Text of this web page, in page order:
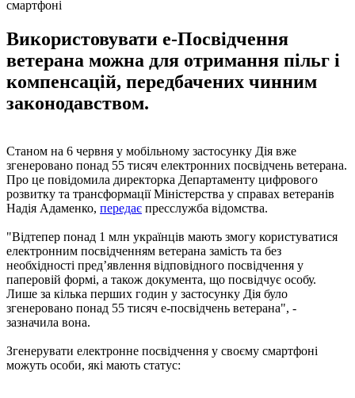
смартфоні
Використовувати е-Посвідчення
ветерана можна для отримання пільг і
компенсацій, передбачених чинним
законодавством.
Станом на 6 червня у мобільному застосунку Дія вже
згенеровано понад 55 тисяч електронних посвідчень ветерана.
Про це повідомила директорка Департаменту цифрового
розвитку та трансформації Міністерства у справах ветеранів
Надія Адаменко, передає пресслужба відомства.
"Відтепер понад 1 млн українців мають змогу користуватися
електронним посвідченням ветерана замість та без
необхідності пред’явлення відповідного посвідчення у
паперовій формі, а також документа, що посвідчує особу.
Лише за кілька перших годин у застосунку Дія було
згенеровано понад 55 тисяч е-посвідчень ветерана", -
зазначила вона.
Згенерувати електронне посвідчення у своєму смартфоні
можуть особи, які мають статус: